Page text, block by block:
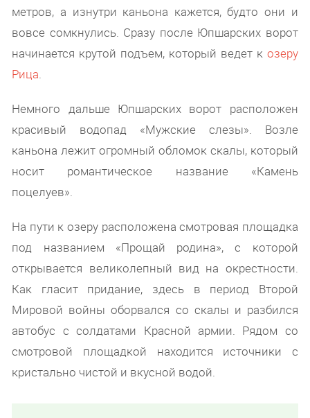
метров, а изнутри каньона кажется, будто они и
вовсе сомкнулись. Сразу после Юпшарских ворот
начинается крутой подъем, который ведет к озеру
Рица.
Немного дальше Юпшарских ворот расположен
красивый водопад «Мужские слезы». Возле
каньона лежит огромный обломок скалы, который
носит романтическое название «Камень
поцелуев».
На пути к озеру расположена смотровая площадка
под названием «Прощай родина», с которой
открывается великолепный вид на окрестности.
Как гласит придание, здесь в период Второй
Мировой войны оборвался со скалы и разбился
автобус с солдатами Красной армии. Рядом со
смотровой площадкой находится источники с
кристально чистой и вкусной водой.